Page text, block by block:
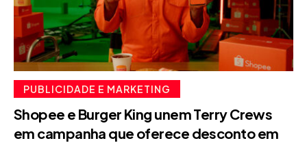
PUBLICIDADE E MARKETING
Shopee e Burger King unem Terry Crews
em campanha que oferece desconto em